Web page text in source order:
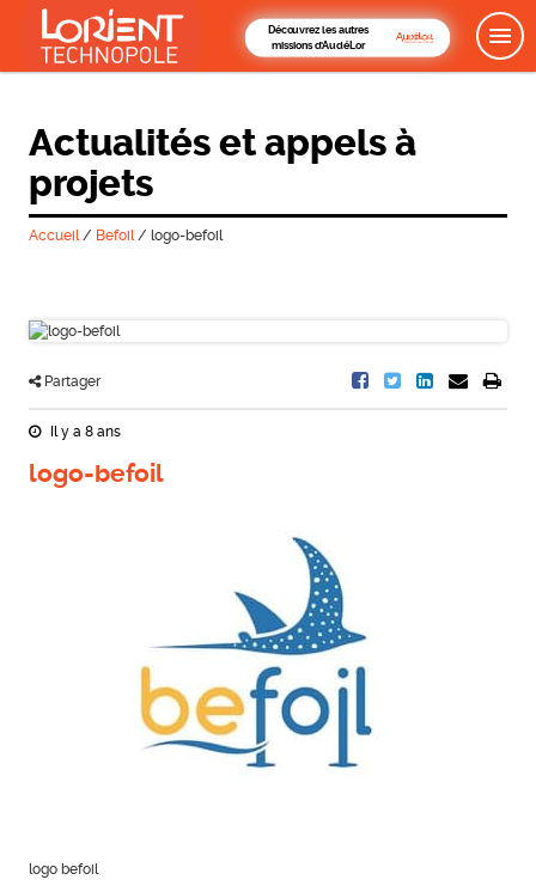
Découvrez les autres
missions d'AudéLor
Actualités et appels à
projets
Accueil/ Befoil/ logo-befoil
Partager
Il y a 8 ans
logo-befoil
logo befoil